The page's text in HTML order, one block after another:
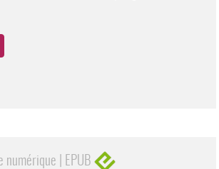
numérique | EPUB